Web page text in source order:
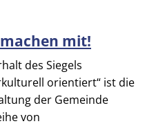
mit!
des Siegels
orientiert“ ist die
der Gemeinde
von